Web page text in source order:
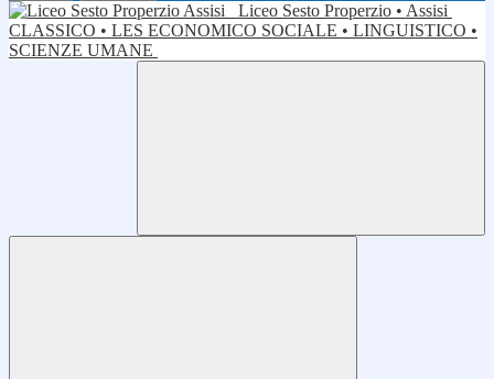
Liceo Sesto Properzio • Assisi
CLASSICO • LES ECONOMICO SOCIALE • LINGUISTICO •
SCIENZE UMANE